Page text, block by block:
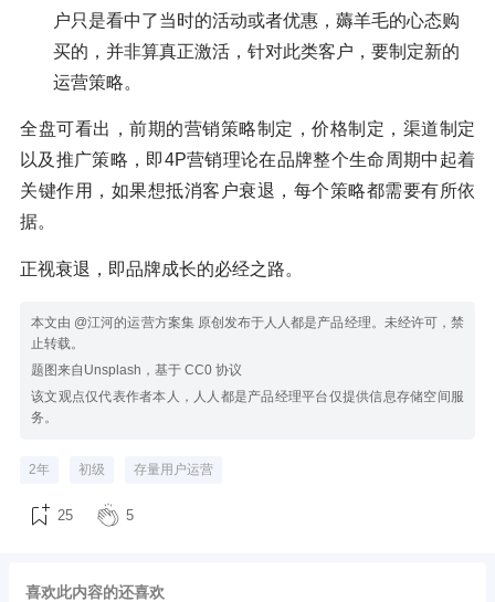
户只是看中了当时的活动或者优惠，薅羊毛的心态购
买的，并非算真正激活，针对此类客户，要制定新的
运营策略。
全盘可看出，前期的营销策略制定，价格制定，渠道制定
以及推广策略，即4P营销理论在品牌整个生命周期中起着
关键作用，如果想抵消客户衰退，每个策略都需要有所依
据。
正视衰退，即品牌成长的必经之路。
本文由 @江河的运营方案集 原创发布于人人都是产品经理。未经许可，禁
止转载。
题图来自Unsplash，基于 CC0 协议
该文观点仅代表作者本人，人人都是产品经理平台仅提供信息存储空间服
务。
2年 初级 存量用户运营
25 5
喜欢此内容的还喜欢